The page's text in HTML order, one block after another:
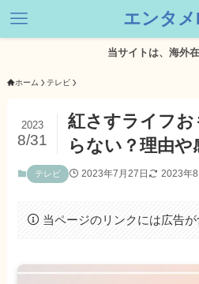
エンタメ
当サイトは、海外在住者に向
ホーム テレビ
紅さすライフお
らない？理由
2023
8/31
テレビ 2023年7月27日 2023年8
当ページのリンクには広告が